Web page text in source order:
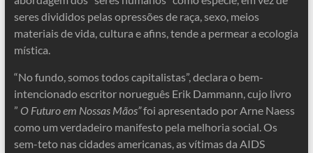
seres divididos pelas opressões de raça, sexo, meios
materiais de vida, cultura e afins, tende a permear a ecologia
mística.
“No fundo, somos todos capitalistas”, declara o bem-
intencionado escritor norueguês Erik Dammann, cujo livro
” O Futuro em Nossas Mãos”foi apresentado por Arne Naess
como um verdadeiro manifesto pela melhoria social. Os
sem-teto nas cidades americanas, as vítimas da AIDS